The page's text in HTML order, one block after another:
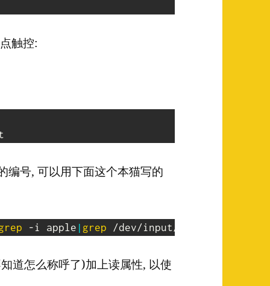
触控:
号, 可以用下面这个本猫写的
-i apple | grep
道怎么称呼了)加上读属性, 以使